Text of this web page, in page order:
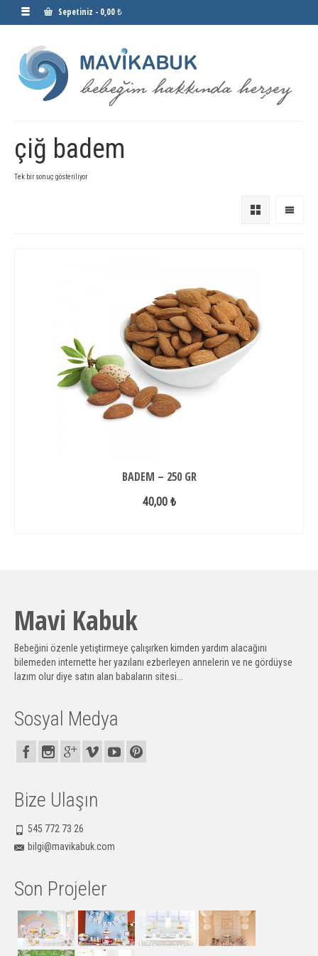
Sepetiniz - 0,00 ₺
çiğ badem
Tek bir sonuç gösteriliyor
BADEM – 250 GR
40,00 ₺
Mavi Kabuk
Bebeğini özenle yetiştirmeye çalışırken kimden yardım alacağını
bilemeden internette her yazılanı ezberleyen annelerin ve ne gördüyse
lazım olur diye satın alan babaların sitesi...
Sosyal Medya
Bize Ulaşın
545 772 73 26
bilgi@mavikabuk.com
Son Projeler